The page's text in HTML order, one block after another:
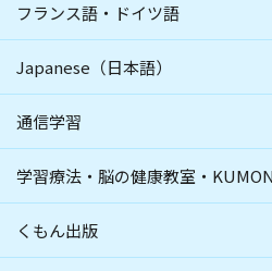
フランス語・ドイツ語
Japanese（日本語）
通信学習
学習療法・脳の健康教室・
くもん出版